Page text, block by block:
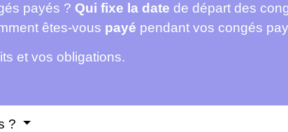
payés ? Qui fixe la date de départ des
êtes-vous payé pendant vos congés
et vos obligations.
?